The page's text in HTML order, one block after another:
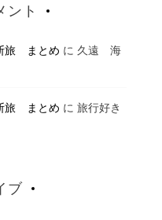
ント
旅 まとめ に 久遠 海
旅 まとめ に 旅行好き
ブ